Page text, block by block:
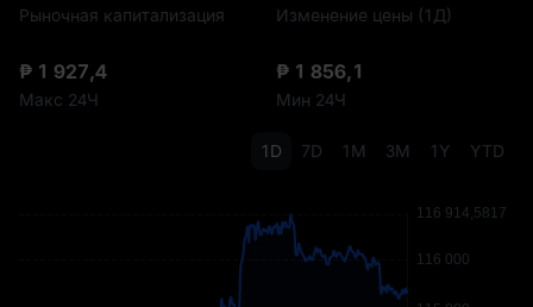
Рыночная капитализация Изменение цены (1Д)
₱ 1 927,4
Макс 24Ч
₱ 1 856,1
Мин 24Ч
1D 7D 1M 3M 1Y YTD